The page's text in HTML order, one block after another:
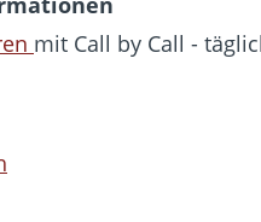
mit Call by Call -